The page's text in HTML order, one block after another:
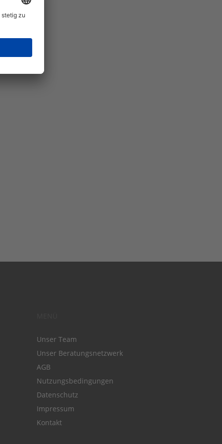
Unser Team
Unser Beratungsnetzwerk
AGB
Nutzungsbedingungen
Datenschutz
Impressum
Kontakt